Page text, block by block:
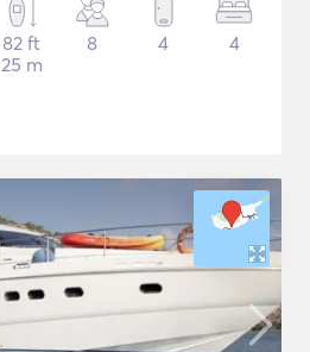
82 ft
25 m
8 4 4